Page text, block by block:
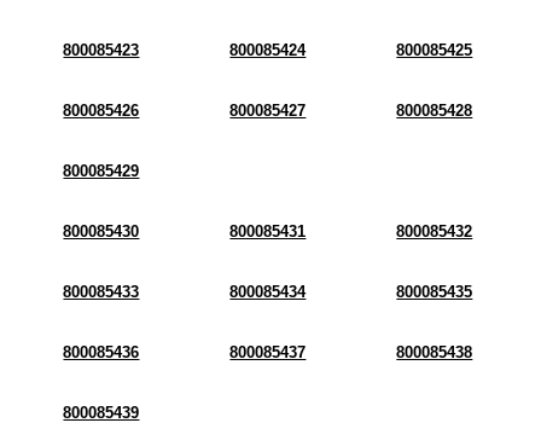
800085423 800085424 800085425
800085426 800085427 800085428
800085429
800085430 800085431 800085432
800085433 800085434 800085435
800085436 800085437 800085438
800085439